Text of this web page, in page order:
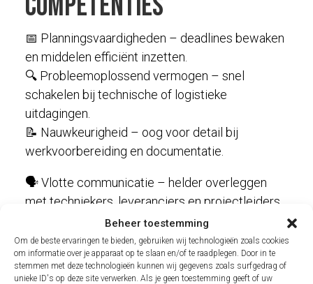
Beheer toestemming
Om de beste ervaringen te bieden, gebruiken wij technologieën zoals cookies
om informatie over je apparaat op te slaan en/of te raadplegen. Door in te
stemmen met deze technologieën kunnen wij gegevens zoals surfgedrag of
unieke ID's op deze site verwerken. Als je geen toestemming geeft of uw
📅 Planningsvaardigheden – deadlines bewaken
en middelen efficiënt inzetten.
🔍 Probleemoplossend vermogen – snel
schakelen bij technische of logistieke
uitdagingen.
📝 Nauwkeurigheid – oog voor detail bij
werkvoorbereiding en documentatie.
🗣️ Vlotte communicatie – helder overleggen
met techniekers, leveranciers en projectleiders.
🤝 Samenwerken – brugfunctie tussen
verschillende teams en afdelingen.
☎️ Onderhandeling & leveranciersbeheer – vlot
contact met leveranciers over bestellingen en